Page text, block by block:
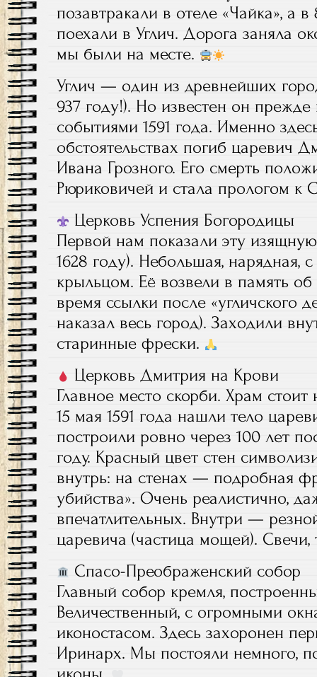
позавтракали в отеле «Чайка», а
поехали в Углич. Дорога заняла
мы были на месте.
Углич — один из древнейших
937 году!). Но известен он прежде
событиями 1591 года. Именно
обстоятельствах погиб
Ивана Грозного. Его смерть
Рюриковичей и стала прологом
Церковь Успения Богородицы
Первой нам показали эту
1628 году). Небольшая, нарядная,
крыльцом. Её возвели в память
время ссылки после «угличского
наказал весь город). Заходили
старинные фрески.
Церковь Дмитрия на Крови
Главное место скорби. Храм
15 мая 1591 года нашли тело
построили ровно через 100 лет
году. Красный цвет стен
внутрь: на стенах — подробная
убийства». Очень реалистично,
впечатлительных. Внутри —
царевича (частица мощей).
Спасо-Преображенский собор
Главный собор кремля,
Величественный, с огромными
иконостасом. Здесь захоронен
Иринарх. Мы постояли немного,